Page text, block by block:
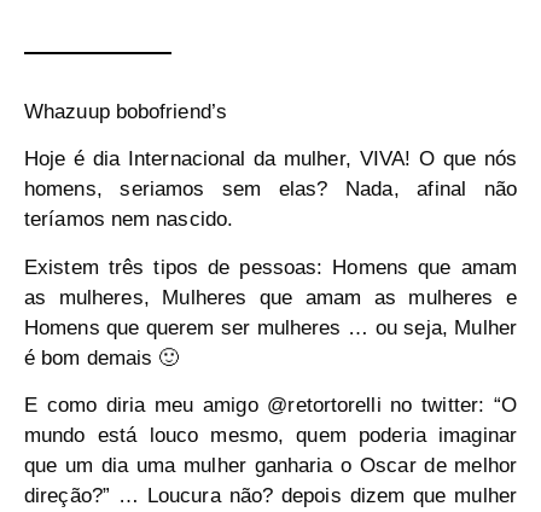
Whazuup bobofriend’s
Hoje é dia Internacional da mulher, VIVA! O que nós
homens, seriamos sem elas? Nada, afinal não
teríamos nem nascido.
Existem três tipos de pessoas: Homens que amam
as mulheres, Mulheres que amam as mulheres e
Homens que querem ser mulheres … ou seja, Mulher
é bom demais 🙂
E como diria meu amigo @retortorelli no twitter: “O
mundo está louco mesmo, quem poderia imaginar
que um dia uma mulher ganharia o Oscar de melhor
direção?” … Loucura não? depois dizem que mulher